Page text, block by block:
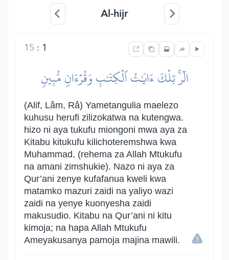
Al-hijr
1
:
15
الٓرۚ تِلۡكَ ءَايَٰتُ ٱلۡكِتَٰبِ وَقُرۡءَانٖ مُّبِينٖ
(Alif, Lâm, Râ) Yametangulia maelezo
kuhusu herufi zilizokatwa na kutengwa.
hizo ni aya tukufu miongoni mwa aya za
Kitabu kitukufu kilichoteremshwa kwa
Muhammad, (rehema za Allah Mtukufu
na amani zimshukie). Nazo ni aya za
Qur’ani zenye kufafanua kweli kwa
matamko mazuri zaidi na yaliyo wazi
zaidi na yenye kuonyesha zaidi
makusudio. Kitabu na Qur’ani ni kitu
kimoja; na hapa Allah Mtukufu
Ameyakusanya pamoja majina mawili.